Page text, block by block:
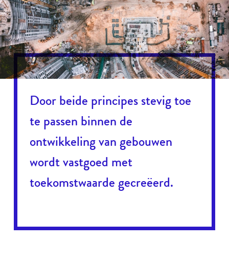
Door beide principes stevig toe
te passen binnen de
ontwikkeling van gebouwen
wordt vastgoed met
toekomstwaarde gecreëerd.